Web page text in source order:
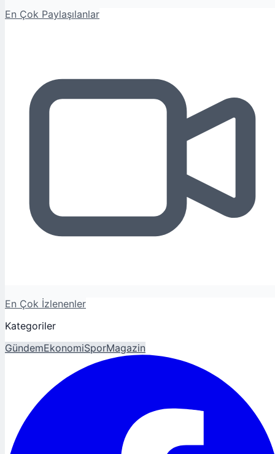
En Çok Paylaşılanlar
En Çok İzlenenler
Kategoriler
GündemEkonomiSporMagazin